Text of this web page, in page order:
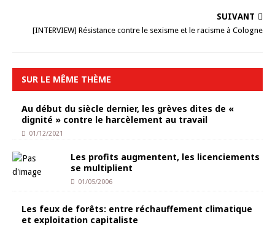
SUIVANT
[INTERVIEW] Résistance contre le sexisme et le racisme à Cologne
SUR LE MÊME THÈME
Au début du siècle dernier, les grèves dites de «
dignité » contre le harcèlement au travail
01/12/2021
Les profits augmentent, les licenciements
se multiplient
01/05/2006
Les feux de forêts: entre réchauffement climatique
et exploitation capitaliste